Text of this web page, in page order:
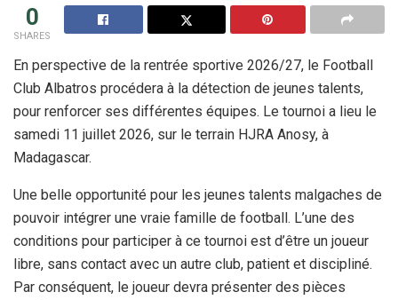
0
SHARES
En perspective de la rentrée sportive 2026/27, le Football
Club Albatros procédera à la détection de jeunes talents,
pour renforcer ses différentes équipes. Le tournoi a lieu le
samedi 11 juillet 2026, sur le terrain HJRA Anosy, à
Madagascar.
Une belle opportunité pour les jeunes talents malgaches de
pouvoir intégrer une vraie famille de football. L’une des
conditions pour participer à ce tournoi est d’être un joueur
libre, sans contact avec un autre club, patient et discipliné.
Par conséquent, le joueur devra présenter des pièces